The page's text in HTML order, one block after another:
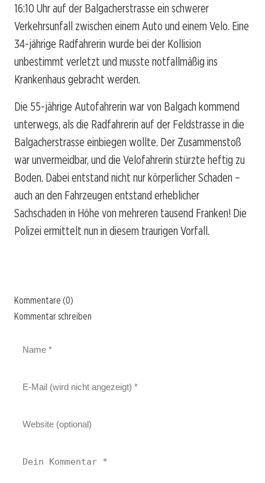
16:10 Uhr auf der Balgacherstrasse ein schwerer
Verkehrsunfall zwischen einem Auto und einem Velo. Eine
34-jährige Radfahrerin wurde bei der Kollision
unbestimmt verletzt und musste notfallmäßig ins
Krankenhaus gebracht werden.
Die 55-jährige Autofahrerin war von Balgach kommend
unterwegs, als die Radfahrerin auf der Feldstrasse in die
Balgacherstrasse einbiegen wollte. Der Zusammenstoß
war unvermeidbar, und die Velofahrerin stürzte heftig zu
Boden. Dabei entstand nicht nur körperlicher Schaden –
auch an den Fahrzeugen entstand erheblicher
Sachschaden in Höhe von mehreren tausend Franken! Die
Polizei ermittelt nun in diesem traurigen Vorfall.
Kommentare (0)
Kommentar schreiben